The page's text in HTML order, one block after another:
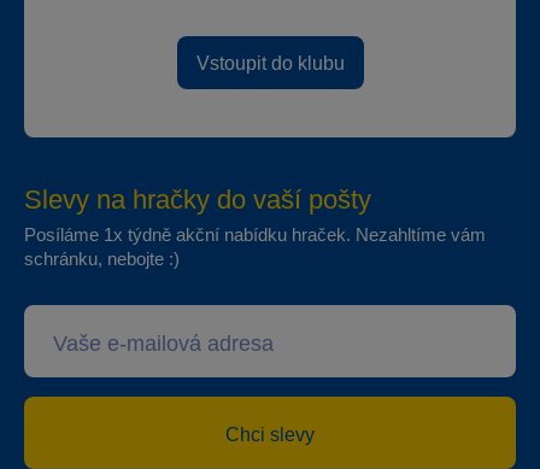
Vstoupit do klubu
Slevy na hračky do vaší pošty
Posíláme 1x týdně akční nabídku hraček. Nezahltíme vám
schránku, nebojte :)
Chci slevy